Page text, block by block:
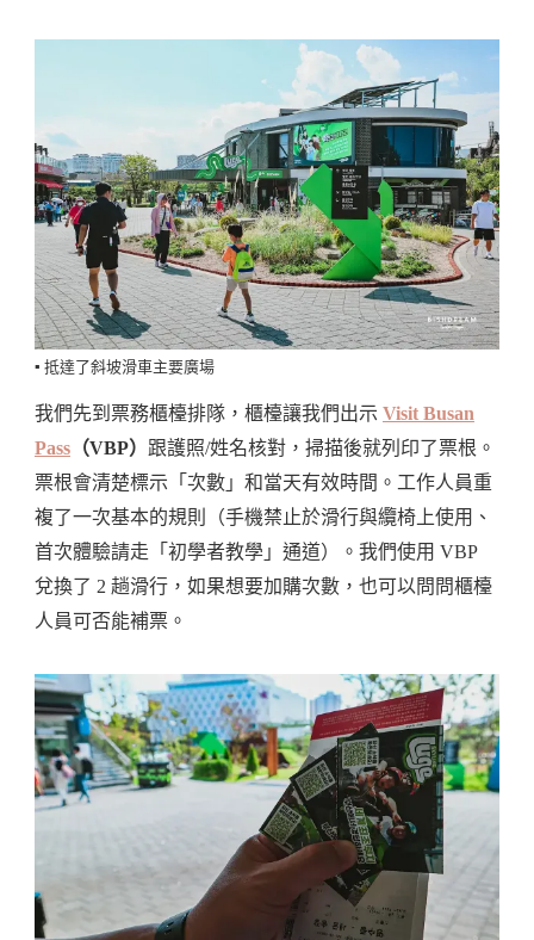
▪️ 抵達了斜坡滑車主要廣場
我們先到票務櫃檯排隊，櫃檯讓我們出示 Visit Busan
Pass （VBP） 跟護照/姓名核對，掃描後就列印了票根。
票根會清楚標示「次數」和當天有效時間。工作人員重
複了一次基本的規則（手機禁止於滑行與纜椅上使用、
首次體驗請走「初學者教學」通道）。我們使用 VBP
兌換了 2 趟滑行，如果想要加購次數，也可以問問櫃檯
人員可否能補票。